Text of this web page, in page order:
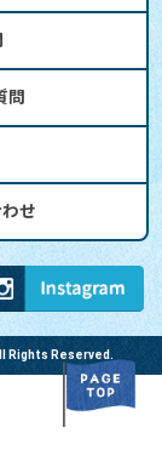
問
せ
Rights Reserved.